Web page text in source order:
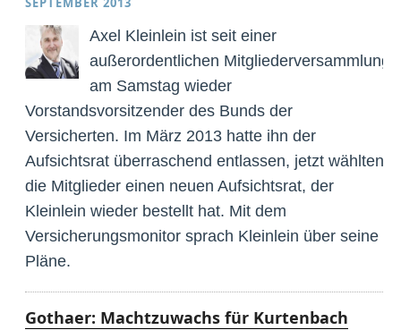
Axel Kleinlein ist seit einer
außerordentlichen Mitgliederversammlung
am Samstag wieder
Vorstandsvorsitzender des Bunds der
Versicherten. Im März 2013 hatte ihn der
Aufsichtsrat überraschend entlassen, jetzt wählten
die Mitglieder einen neuen Aufsichtsrat, der
Kleinlein wieder bestellt hat. Mit dem
Versicherungsmonitor sprach Kleinlein über seine
Pläne.
Gothaer: Machtzuwachs für Kurtenbach